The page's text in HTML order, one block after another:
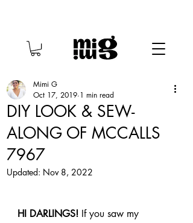
DIY LOOK & SEW-
ALONG OF MCCALLS
7967
Mimi G
Oct 17, 2019 1 min read
Updated: Nov 8, 2022
HI DARLINGS! If you saw my